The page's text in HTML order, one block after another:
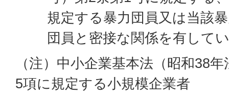
規定する暴力団員又は当該
団員と密接な関係を有して
（注）中小企業基本法（昭和38
5項に規定する小規模企業者